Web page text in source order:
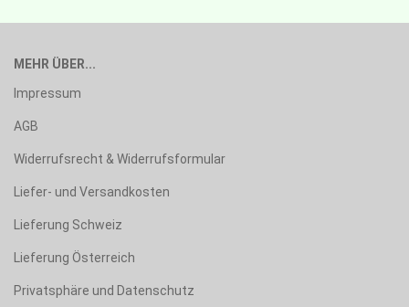
MEHR ÜBER...
Impressum
AGB
Widerrufsrecht & Widerrufsformular
Liefer- und Versandkosten
Lieferung Schweiz
Lieferung Österreich
Privatsphäre und Datenschutz